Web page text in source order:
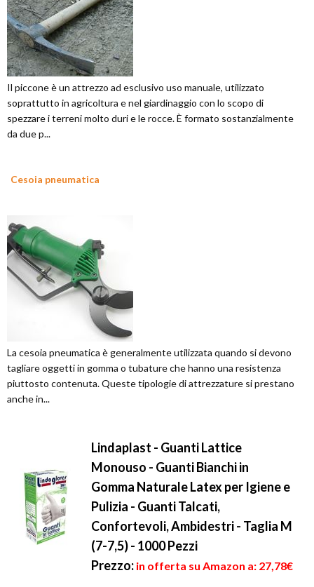
Il piccone è un attrezzo ad esclusivo uso manuale, utilizzato
soprattutto in agricoltura e nel giardinaggio con lo scopo di
spezzare i terreni molto duri e le rocce. È formato sostanzialmente
da due p...
Cesoia pneumatica
La cesoia pneumatica è generalmente utilizzata quando si devono
tagliare oggetti in gomma o tubature che hanno una resistenza
piuttosto contenuta. Queste tipologie di attrezzature si prestano
anche in...
Lindaplast - Guanti Lattice
Monouso - Guanti Bianchi in
Gomma Naturale Latex per Igiene e
Pulizia - Guanti Talcati,
Confortevoli, Ambidestri - Taglia M
(7-7,5) - 1000 Pezzi
Prezzo: in offerta su Amazon a: 27,78€